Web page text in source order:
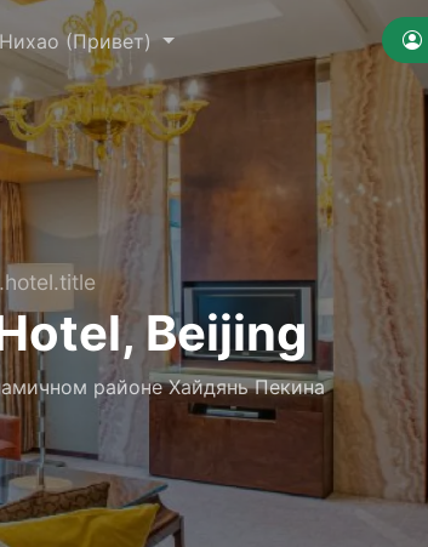
Нихао (Привет)
Beijing
районе Хайдянь Пекина